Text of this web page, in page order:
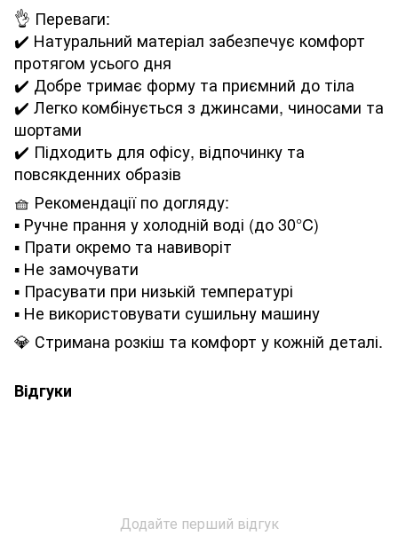
👌 Переваги:
✔️ Натуральний матеріал забезпечує комфорт
протягом усього дня
✔️ Добре тримає форму та приємний до тіла
✔️ Легко комбінується з джинсами, чиносами та
шортами
✔️ Підходить для офісу, відпочинку та
повсякденних образів
🧺 Рекомендації по догляду:
▪️ Ручне прання у холодній воді (до 30°C)
▪️ Прати окремо та навиворіт
▪️ Не замочувати
▪️ Прасувати при низькій температурі
▪️ Не використовувати сушильну машину
💎 Стримана розкіш та комфорт у кожній деталі.
Відгуки
Додайте перший відгук